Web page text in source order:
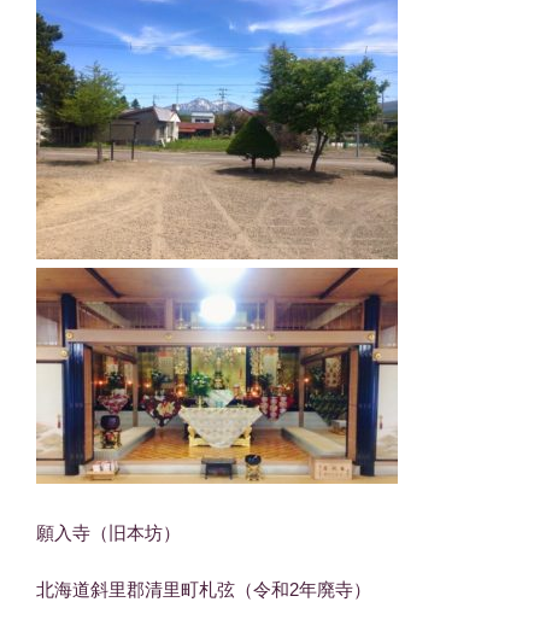
願入寺（旧本坊）
北海道斜里郡清里町札弦（令和2年廃寺）